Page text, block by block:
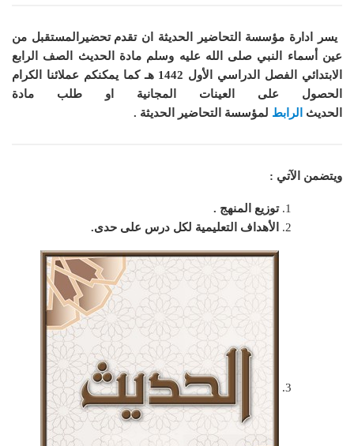
يسر ادارة مؤسسة التحاضير الحديثة ان تقدم تحضيرالمستقبل من
عين أسماء النبي صلى الله عليه وسلم مادة الحديث الصف الرابع
الابتدائي الفصل الدراسي الأول 1442 هـ
كما يمكنكم عملائنا الكرام
الحصول على العينات المجانية او طلب مادة
الحديث
الرابط لمؤسسة التحاضير الحديثة .
ويتضمن الآتي :
توزيع المنهج .
الأهداف التعليمية لكل درس على حدى.